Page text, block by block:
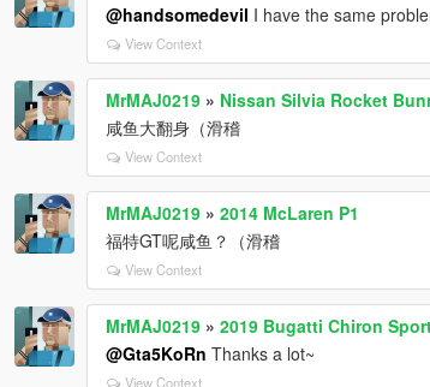
@handsomedevil I have the same
View Context
MrMAJ0219 » Nissan Silvia Rocket
咸鱼大翻身（滑稽
View Context
MrMAJ0219 »2014 McLaren P1
福特GT呢咸鱼？（滑稽
View Context
MrMAJ0219 »2019 Bugatti Chiron
@Gta5KoRn Thanks a lot~
View Context